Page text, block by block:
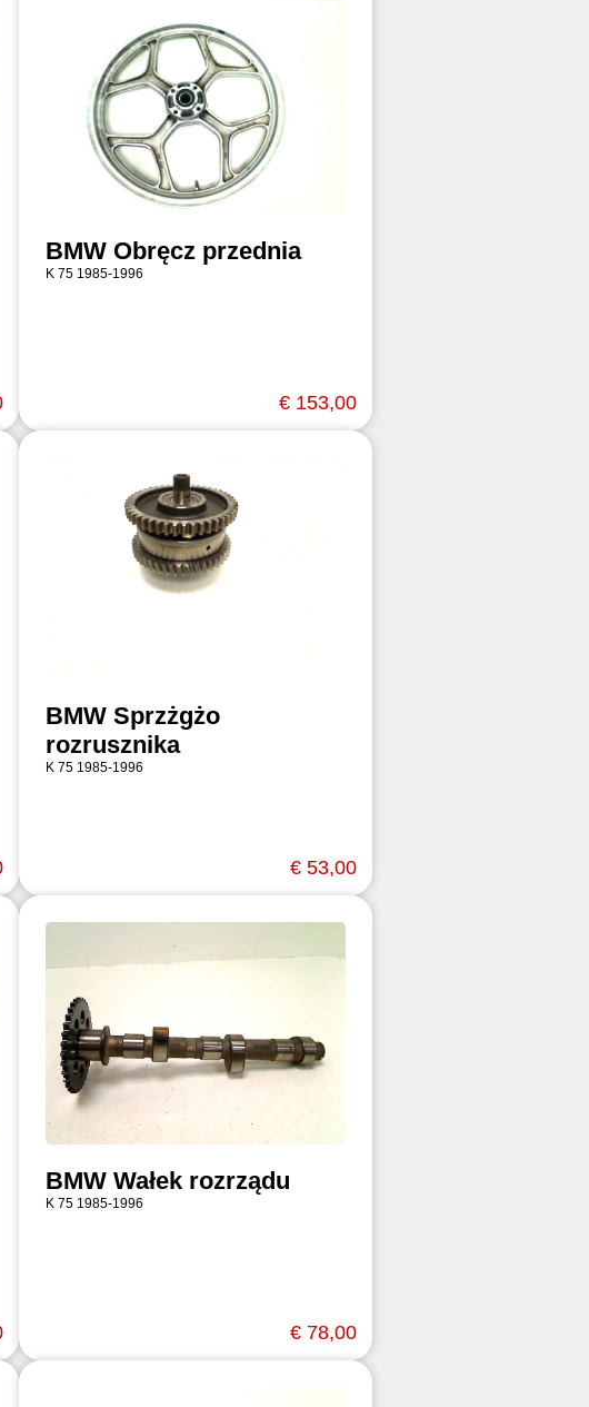
BMW Obręcz przednia
K 75 1985-1996
€ 153,00
BMW Sprzżgżo
rozrusznika
K 75 1985-1996
€ 53,00
BMW Wałek rozrządu
K 75 1985-1996
€ 78,00